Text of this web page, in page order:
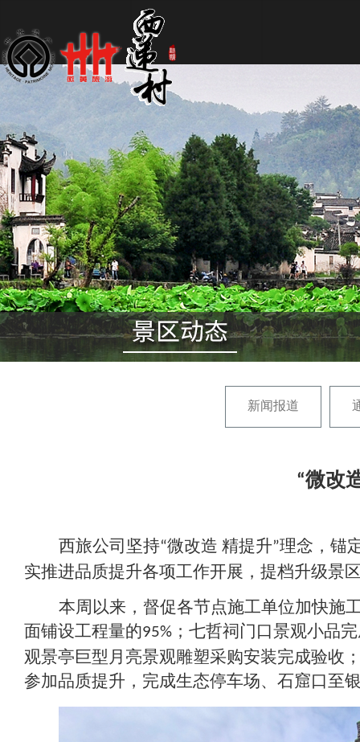
新闻报道
“微改
西旅公司坚持“微改造 精提升”理念，锚
实推进品质提升各项工作开展，提档升级景
本周以来，督促各节点施工单位加快施
面铺设工程量的95% ；七哲祠门口景观小品
观景亭巨型月亮景观雕塑采购安装完成验收
参加品质提升，完成生态停车场、石窟口至